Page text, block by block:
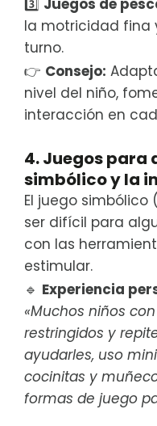
3️⃣ Juegos de
la motricidad fina
turno.
👉 Consejo:
nivel del niño,
interacción en
4. Juegos para
simbólico y la
El juego
ser difícil para
con las
estimular.
🔹 Experiencia
«Muchos niños
restringidos y
ayudarles, uso
cocinitas y
formas de juego